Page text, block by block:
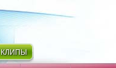
КЛИПЫ